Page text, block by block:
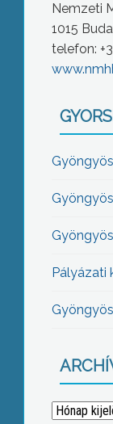
Nemzeti
1015
telefon:
Pályázati
Archívum